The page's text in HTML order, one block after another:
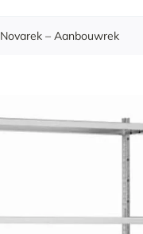
Novarek – Aanbouwrek